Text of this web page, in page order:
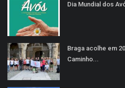
Dia Mundial dos
Braga acolhe em
Caminho...